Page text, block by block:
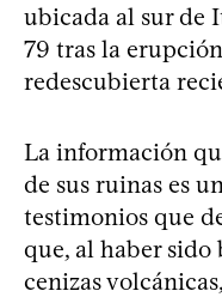
ubicada al sur de
79 tras la
redescubierta
La información
de sus ruinas es
testimonios que
que, al haber
cenizas